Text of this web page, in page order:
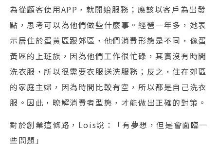
為從顧客使用APP，就開始服務；應該以客戶為出發
點，思考可以為他們做些什麼事。經營一年多，她表
示居住於蛋黃區跟郊區，他們消費形態是不同，像蛋
黃區的上班族，因為他們工作很忙碌，其實沒有時間
洗衣服，所以很需要衣服送洗服務；反之，住在郊區
的家庭主婦，因為時間比較有空，所以都是自己洗衣
服。因此，暸解消費者型態，才能做出正確的對策。
對於創業這條路，Lois說：「有夢想，但是會面臨一
些問題」